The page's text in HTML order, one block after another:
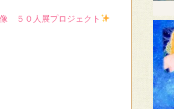
５０人展プロジェクト